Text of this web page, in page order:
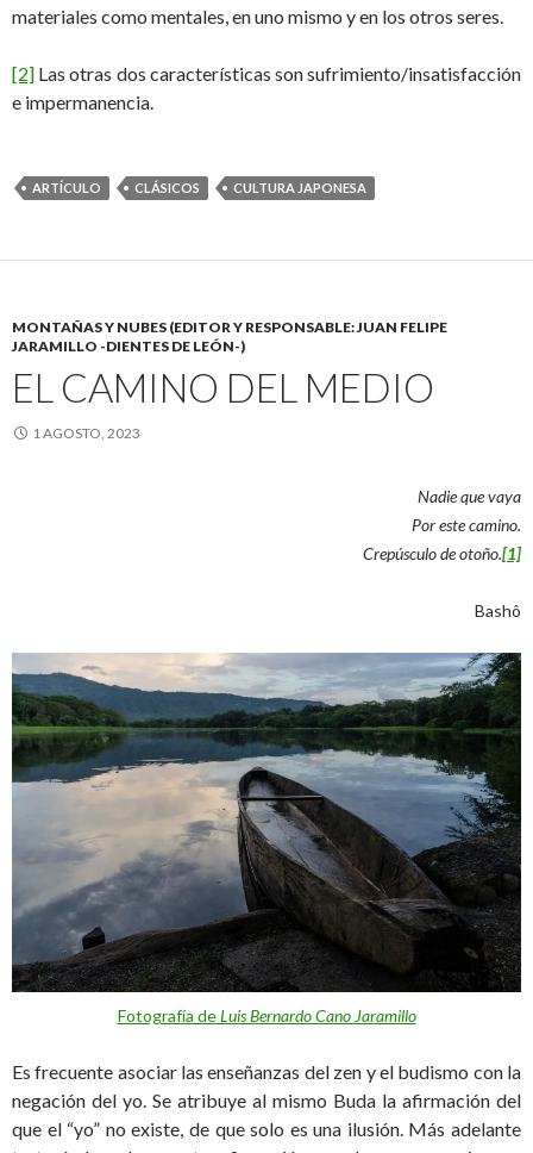
materiales como mentales, en uno mismo y en los otros seres.
[2] Las otras dos características son sufrimiento/insatisfacción
e impermanencia.
ARTÍCULO CLÁSICOS CULTURA JAPONESA
MONTAÑAS Y NUBES (EDITOR Y RESPONSABLE: JUAN FELIPE
JARAMILLO -DIENTES DE LEÓN-)
EL CAMINO DEL MEDIO
1 AGOSTO, 2023
Nadie que vaya
Por este camino.
Crepúsculo de otoño.[1]
Bashô
Fotografía deLuis Bernardo Cano Jaramillo
Es frecuente asociar las enseñanzas del zen y el budismo con la
negación del yo. Se atribuye al mismo Buda la afirmación del
que el “yo” no existe, de que solo es una ilusión. Más adelante